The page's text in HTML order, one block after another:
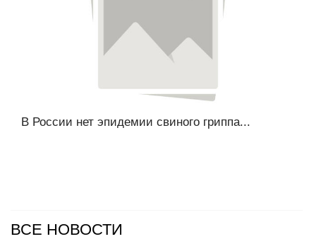
В России нет эпидемии свиного гриппа...
ВСЕ НОВОСТИ